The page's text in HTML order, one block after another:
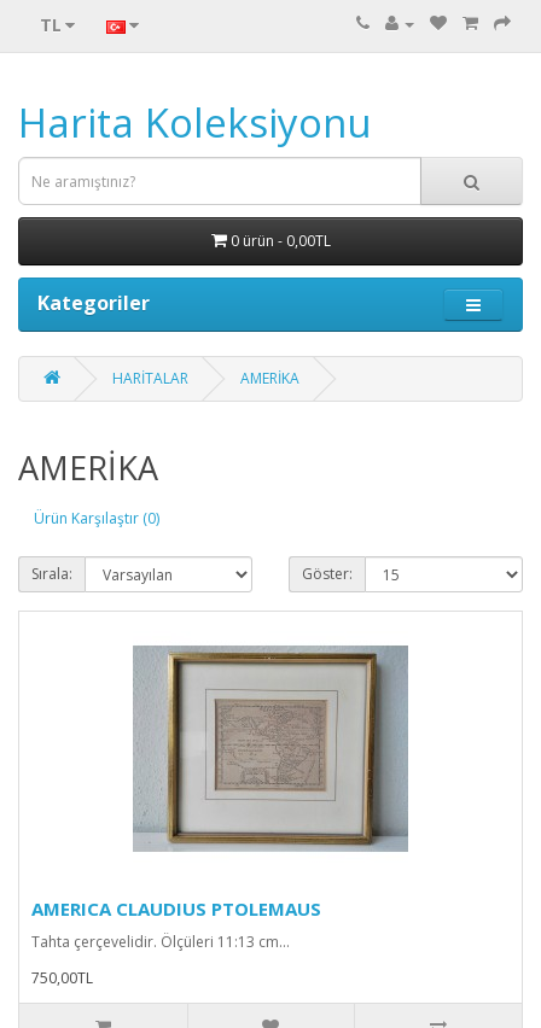
TL
Harita Koleksiyonu
0 ürün - 0,00TL
Kategoriler
HARİTALAR AMERİKA
AMERİKA
Ürün Karşılaştır (0)
Sırala: Göster:
AMERICA CLAUDIUS PTOLEMAUS
Tahta çerçevelidir. Ölçüleri 11:13 cm...
750,00TL